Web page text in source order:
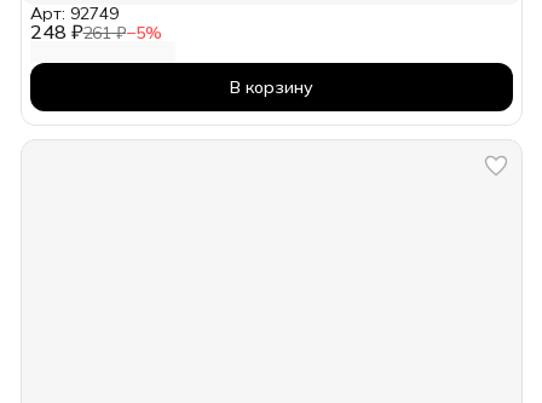
248 ₽261 ₽−5%
Арт: 92749
В корзину